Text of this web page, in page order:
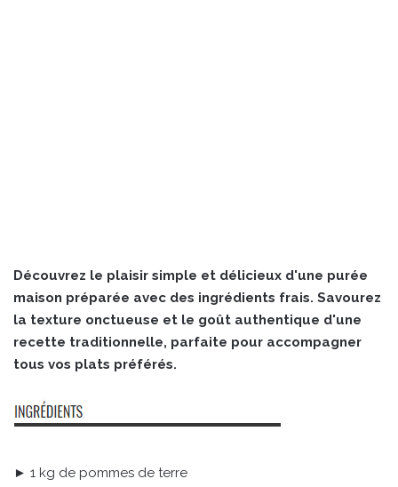
Découvrez le plaisir simple et délicieux d'une purée
maison préparée avec des ingrédients frais. Savourez
la texture onctueuse et le goût authentique d'une
recette traditionnelle, parfaite pour accompagner
tous vos plats préférés.
► 1 kg de pommes de terre